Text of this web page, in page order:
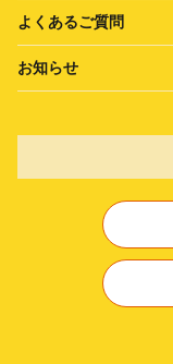
よくあるご質問
お知らせ